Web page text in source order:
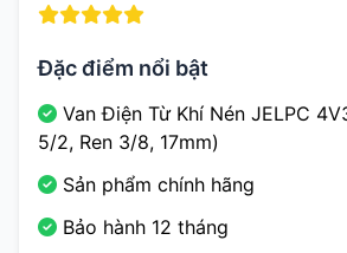
Đặc điểm nổi bật
Van Điện Từ Khí Nén JELPC
5/2, Ren 3/8, 17mm)
Sản phẩm chính hãng
Bảo hành 12 tháng